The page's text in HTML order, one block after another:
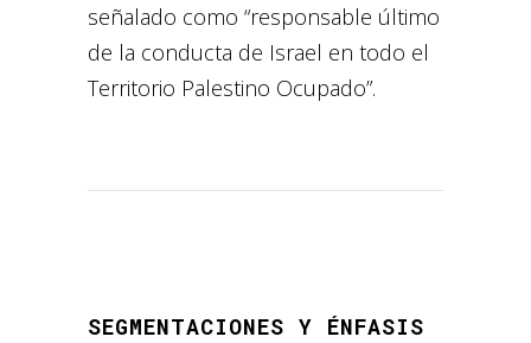
señalado como “responsable último
de la conducta de Israel en todo el
Territorio Palestino Ocupado”.
SEGMENTACIONES Y ÉNFASIS